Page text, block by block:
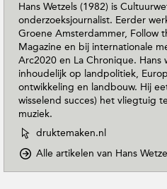
Hans Wetzels (1982) is
onderzoeksjournalist. Eerder
Groene Amsterdammer, Follow
Magazine en bij internationale
Arc2020 en La Chronique. Hans
inhoudelijk op landpolitiek,
ontwikkeling en landbouw. Hij
wisselend succes) het vliegtuig
muziek.
W
b
s
druktemaken.nl
Alle artikelen van Hans